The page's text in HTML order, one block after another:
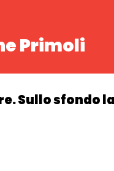
Primoli
Sullo sfondo